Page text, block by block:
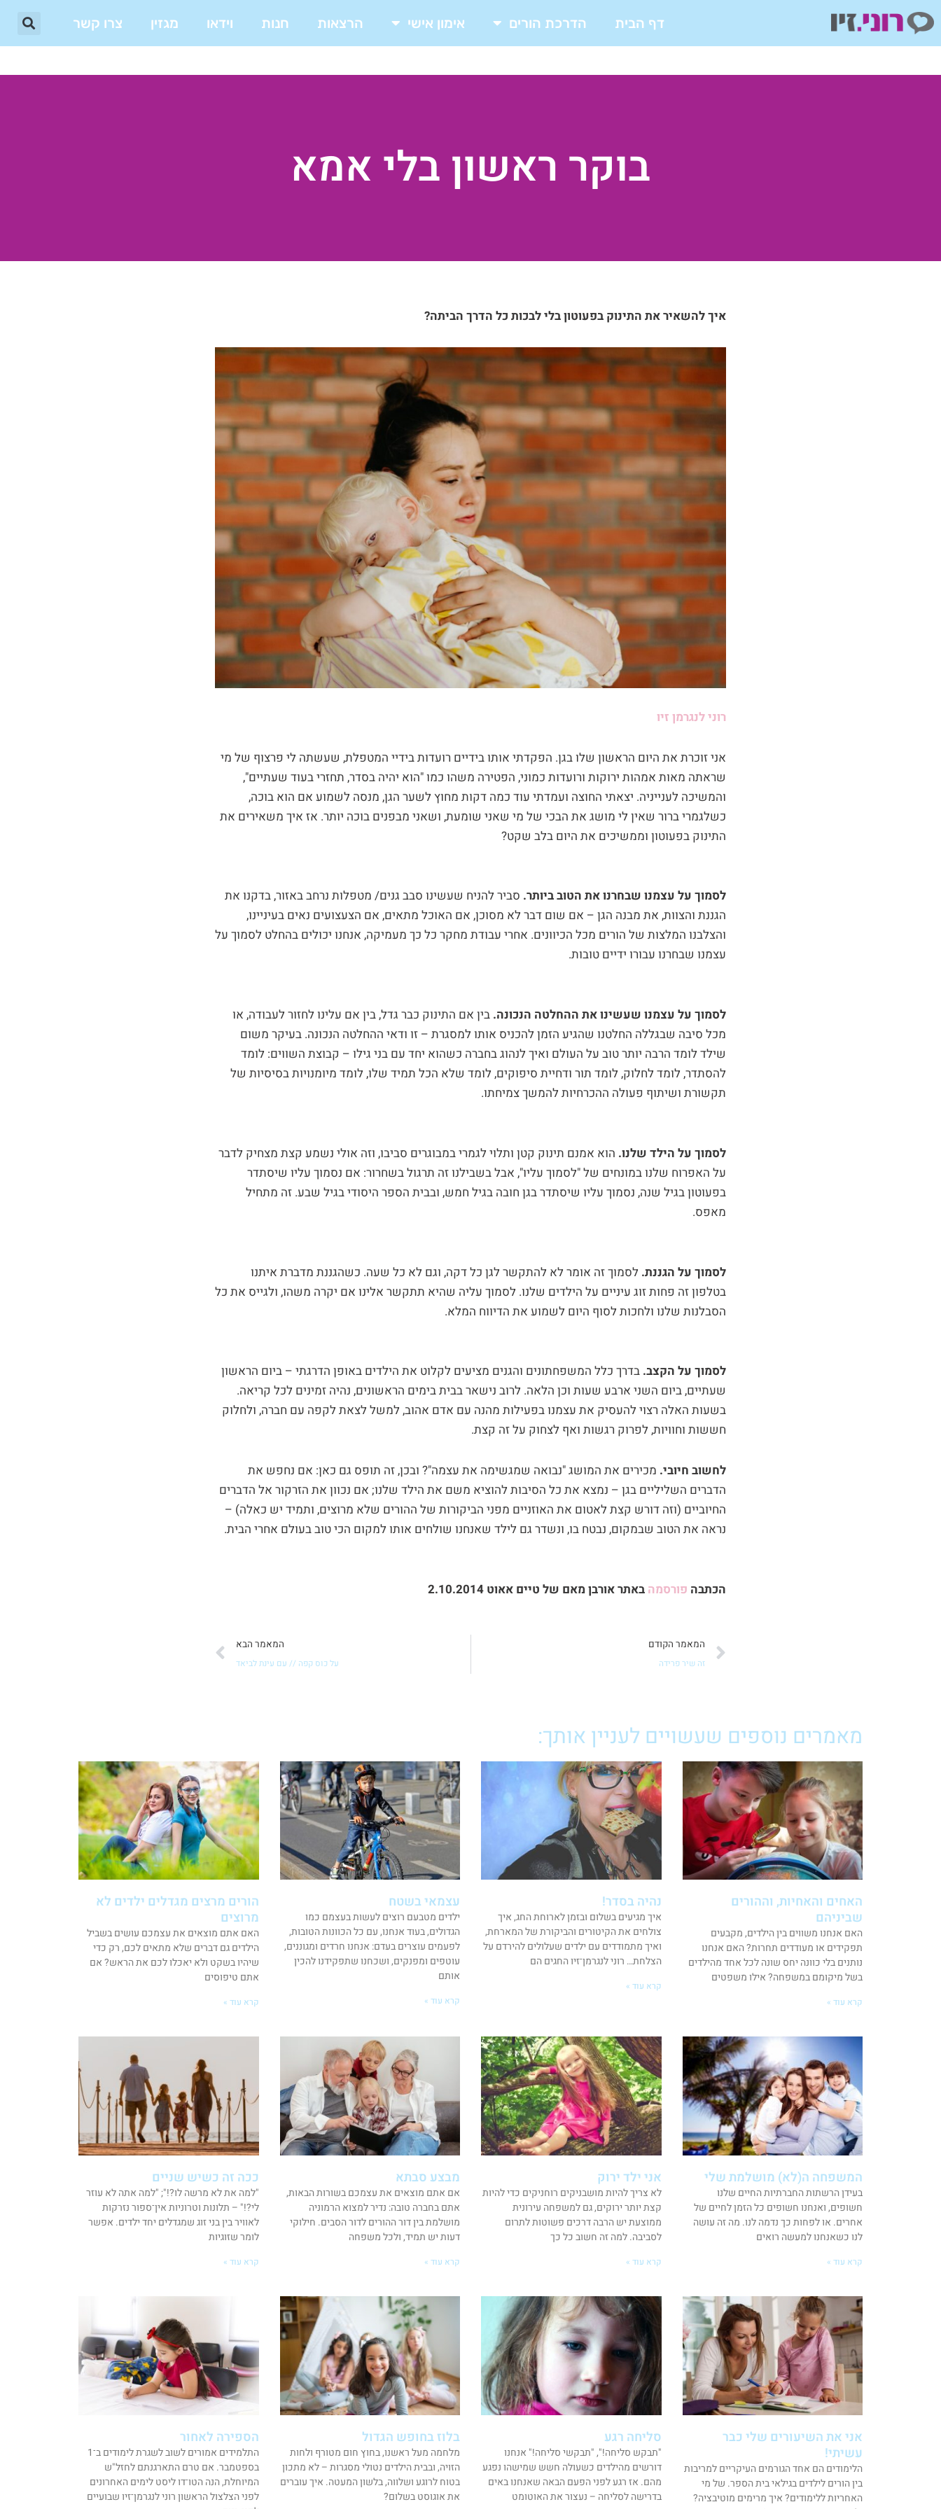
דילוג
לתוכן
דף הבית הדרכת הורים אימון אישי הרצאות חנות וידאו מגזין צרו קשר
בוקר ראשון בלי אמא
איך להשאיר את התינוק בפעוטון בלי לבכות כל הדרך הביתה?
רוני לנגרמן זיו
אני זוכרת את היום הראשון שלו בגן. הפקדתי אותו בידיים רועדות בידיי המטפלת, שעשתה לי פרצוף של מי
שראתה מאות אמהות ירוקות ורועדות כמוני, הפטירה משהו כמו "הוא יהיה בסדר, תחזרי בעוד שעתיים",
והמשיכה לענייניה. יצאתי החוצה ועמדתי עוד כמה דקות מחוץ לשער הגן, מנסה לשמוע אם הוא בוכה,
כשלגמרי ברור שאין לי מושג את הבכי של מי שאני שומעת, ושאני מבפנים בוכה יותר. אז איך משאירים את
התינוק בפעוטון וממשיכים את היום בלב שקט?
לסמוך על עצמנו שבחרנו את הטוב ביותר. סביר להניח שעשינו סבב גנים/ מטפלות נרחב באזור, בדקנו את
הגננת והצוות, את מבנה הגן – אם שום דבר לא מסוכן, אם האוכל מתאים, אם הצעצועים נאים בעיניינו,
והצלבנו המלצות של הורים מכל הכיוונים. אחרי עבודת מחקר כל כך מעמיקה, אנחנו יכולים בהחלט לסמוך על
עצמנו שבחרנו עבורו ידיים טובות.
לסמוך על עצמנו שעשינו את ההחלטה הנכונה. בין אם התינוק כבר גדל, בין אם עלינו לחזור לעבודה, או
מכל סיבה שבגללה החלטנו שהגיע הזמן להכניס אותו למסגרת – זו ודאי ההחלטה הנכונה. בעיקר משום
שילד לומד הרבה יותר טוב על העולם ואיך לנהוג בחברה כשהוא יחד עם בני גילו – קבוצת השווים: לומד
להסתדר, לומד לחלוק, לומד תור ודחיית סיפוקים, לומד שלא הכל תמיד שלו, לומד מיומנויות בסיסיות של
תקשורת ושיתוף פעולה ההכרחיות להמשך צמיחתו.
לסמוך על הילד שלנו. הוא אמנם תינוק קטן ותלוי לגמרי במבוגרים סביבו, וזה אולי נשמע קצת מצחיק לדבר
על האפרוח שלנו במונחים של "לסמוך עליו", אבל בשבילנו זה תרגול בשחרור: אם נסמוך עליו שיסתדר
בפעוטון בגיל שנה, נסמוך עליו שיסתדר בגן חובה בגיל חמש, ובבית הספר היסודי בגיל שבע. זה מתחיל
מאפס.
לסמוך על הגננת. לסמוך זה אומר לא להתקשר לגן כל דקה, וגם לא כל שעה. כשהגננת מדברת איתנו
בטלפון זה פחות זוג עיניים על הילדים שלנו. לסמוך עליה שהיא תתקשר אלינו אם יקרה משהו, ולגייס את כל
הסבלנות שלנו ולחכות לסוף היום לשמוע את הדיווח המלא.
לסמוך על הקצב. בדרך כלל המשפחתונים והגנים מציעים לקלוט את הילדים באופן הדרגתי – ביום הראשון
שעתיים, ביום השני ארבע שעות וכן הלאה. לרוב נישאר בבית בימים הראשונים, נהיה זמינים לכל קריאה.
בשעות האלה רצוי להעסיק את עצמנו בפעילות מהנה עם אדם אהוב, למשל לצאת לקפה עם חברה, ולחלוק
חששות וחוויות, לפרוק רגשות ואף לצחוק על זה קצת.
לחשוב חיובי. מכירים את המושג "נבואה שמגשימה את עצמה"? ובכן, זה תופס גם כאן: אם נחפש את
הדברים השליליים בגן – נמצא את כל הסיבות להוציא משם את הילד שלנו; אם נכוון את הזרקור אל הדברים
החיוביים (וזה דורש קצת לאטום את האוזניים מפני הביקורות של ההורים שלא מרוצים, ותמיד יש כאלה) –
נראה את הטוב שבמקום, נבטח בו, ונשדר גם לילד שאנחנו שולחים אותו למקום הכי טוב בעולם אחרי הבית.
הכתבה פורסמה באתר אורבן מאם של טיים אאוט 2.10.2014
קודם
המאמר הקודם
זה שיר פרידה
המאמר הבא
על כוס קפה // עם עינת לביאד
מאמרים נוספים שעשויים לעניין אותך:
האחים והאחיות, וההורים
שביניהם
האם אנחנו משווים בין הילדים, מקבעים
תפקידים או מעודדים תחרות? האם אנחנו
נותנים בלי כוונה יחס שונה לכל אחד מהילדים
בשל מיקומם במשפחה? אילו משפטים
קרא עוד »
נהיה בסדר!
איך מגיעים בשלום ובזמן לארוחת החג, איך
צולחים את הקיטורים והביקורת של המארחת,
ואיך מתמודדים עם ילדים שעלולים להירדם על
הצלחת… רוני לנגרמן־זיו החגים הם
קרא עוד »
עצמאי בשטח
ילדים מטבעם רוצים לעשות בעצמם כמו
הגדולים, בעוד אנחנו, עם כל הכוונות הטובות,
לפעמים עוצרים בעדם: אנחנו חרדים ומגוננים,
עוטפים ומפנקים, ושכחנו שתפקידנו להכין
אותם
קרא עוד »
הורים מרצים מגדלים ילדים לא
מרוצים
האם אתם מוצאים את עצמכם עושים בשביל
הילדים גם דברים שלא מתאים לכם, רק כדי
שיהיו בשקט ולא יאכלו לכם את הראש? אם
אתם טיפוסים
קרא עוד »
המשפחה ה(לא) מושלמת שלי
בעידן הרשתות החברתיות החיים שלנו
חשופים, ואנחנו חשופים כל הזמן לחיים של
אחרים. או לפחות כך נדמה לנו. מה זה עושה
לנו כשאנחנו למעשה רואים
קרא עוד »
אני ילד ירוק
לא צריך להיות מושבניקים רוחניקים כדי להיות
קצת יותר ירוקים, גם למשפחה עירונית
ממוצעת יש הרבה דרכים פשוטות לתרום
לסביבה. למה זה חשוב כל כך
קרא עוד »
מבצע סבתא
אם אתם מוצאים את עצמכם בשורות הבאות,
אתם בחברה טובה: נדיר למצוא הרמוניה
מושלמת בין דור ההורים לדור הסבים. חילוקי
דעות יש תמיד, ולכל משפחה
קרא עוד »
ככה זה כשיש שניים
"למה את לא מרשה לו?!"; "למה אתה לא עוזר
לי?!" – תלונות וטרוניות אין־ספור נזרקות
לאוויר בין בני זוג שמגדלים יחד ילדים. אפשר
לומר שזוגיות
קרא עוד »
אני את השיעורים שלי כבר
עשיתי!
הלימודים הם אחד הגורמים העיקריים למריבות
בין הורים לילדים בגילאי בית הספר. של מי
האחריות ללימודים? איך מרימים מוטיבציה?
סליחה רגע
"תבקש סליחה!", "תבקשי סליחה!" אנחנו
דורשים מהילדים כשעולה חשש שמישהו נפגע
מהם. אז רגע לפני הפעם הבאה שאנחנו באים
בדרישה לסליחה – נעצור את האוטומט
בלוז בחופש הגדול
מלחמה מעל ראשנו, בחוץ חום מטורף ולחות
הזויה, ובבית הילדים נטולי מסגרות – לא מתכון
בטוח לרוגע ושלווה, בלשון המעטה. איך עוברים
את אוגוסט בשלום?
הספירה לאחור
התלמידים אמורים לשוב לשגרת לימודים ב־1
בספטמבר. אם טרם התארגנתם לחזל"ש
המיוחלת, הנה הטו־דו ליסט לימים האחרונים
לפני הצלצול הראשון רוני לנגרמן־זיו שבועיים